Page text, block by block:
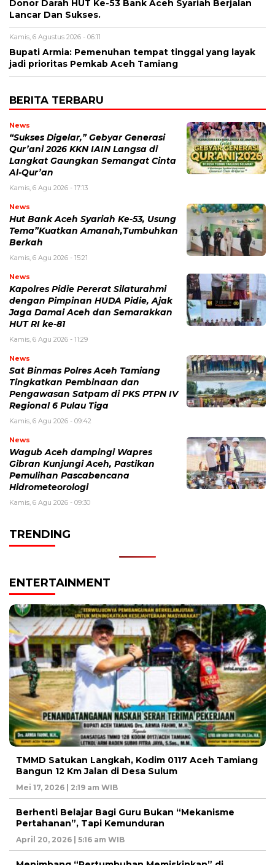
Donor Darah HUT Ke-53 Bank Aceh Syariah Berjalan
Lancar Dan Sukses.
Kamis, 6 Agustus 2026 - 06:11
Bupati Armia: Pemenuhan tempat tinggal yang layak
jadi prioritas Pemkab Aceh Tamiang
BERITA TERBARU
News
“Sukses Digelar,” Gebyar Generasi
Qur’ani 2026 KKN IAIN Langsa di
Langkat Gaungkan Semangat Cinta
Al-Qur’an
Kamis, 6 Agu 2026 - 17:13
News
Hut Bank Aceh Syariah Ke-53, Usung
Tema”Kuatkan Amanah,Tumbuhkan
Berkah
Kamis, 6 Agu 2026 - 15:21
News
Kapolres Pidie Pererat Silaturahmi
dengan Pimpinan HUDA Pidie, Ajak
Jaga Damai Aceh dan Semarakkan
HUT RI ke-81
Kamis, 6 Agu 2026 - 11:29
News
Sat Binmas Polres Aceh Tamiang
Tingkatkan Pembinaan dan
Pengawasan Satpam di PKS PTPN IV
Regional 6 Pulau Tiga
Kamis, 6 Agu 2026 - 09:42
News
Wagub Aceh dampingi Wapres
Gibran Kunjungi Aceh, Pastikan
Pemulihan Pascabencana
Hidrometeorologi
Kamis, 6 Agu 2026 - 09:30
TRENDING
ENTERTAINMENT
TMMD Satukan Langkah, Kodim 0117 Aceh Tamiang
Bangun 12 Km Jalan di Desa Sulum
Mei 17, 2026 | 2:19 am WIB
Berhenti Belajar Bagi Guru Bukan “Mekanisme
Pertahanan”, Tapi Kemunduran
April 20, 2026 | 5:16 am WIB